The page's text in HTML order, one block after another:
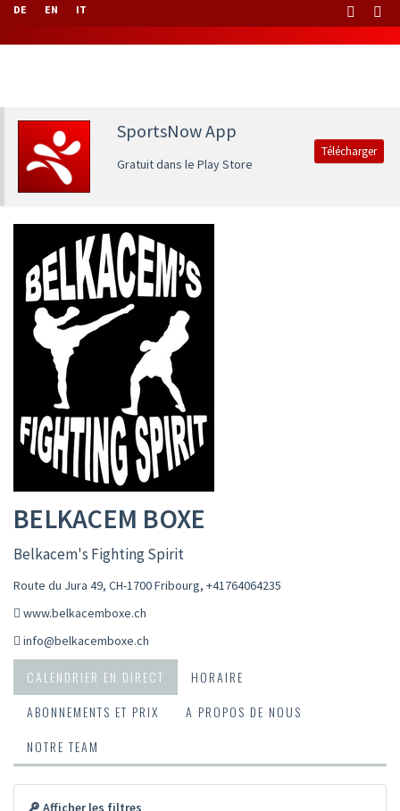
DE EN IT
SportsNow App
Gratuit dans le Play Store
Télécharger
BELKACEM BOXE
Belkacem's Fighting Spirit
Route du Jura 49, CH-1700 Fribourg, +41764064235
www.belkacemboxe.ch
info@belkacemboxe.ch
CALENDRIER EN DIRECT
HORAIRE
ABONNEMENTS ET PRIX
A PROPOS DE NOUS
NOTRE TEAM
🔎 Afficher les filtres